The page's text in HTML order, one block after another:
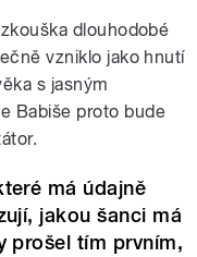
dlouhodobé
vzniklo jako hnutí
s jasným
Babiše proto bude
má údajně
jakou šanci má
prošel tím prvním,